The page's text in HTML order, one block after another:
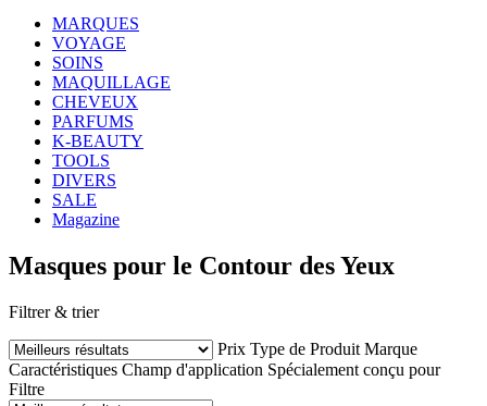
MARQUES
VOYAGE
SOINS
MAQUILLAGE
CHEVEUX
PARFUMS
K-BEAUTY
TOOLS
DIVERS
SALE
Magazine
Masques pour le Contour des Yeux
Filtrer & trier
Prix Type de Produit Marque
Caractéristiques Champ d'application Spécialement conçu pour
Filtre